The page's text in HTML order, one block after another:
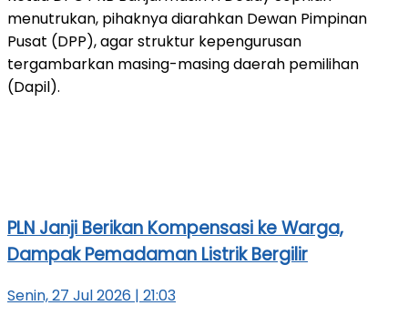
menutrukan, pihaknya diarahkan Dewan Pimpinan
Pusat (DPP), agar struktur kepengurusan
tergambarkan masing-masing daerah pemilihan
(Dapil).
PLN Janji Berikan Kompensasi ke Warga,
Dampak Pemadaman Listrik Bergilir
Senin, 27 Jul 2026 | 21:03